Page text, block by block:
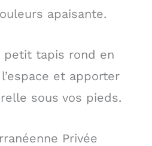
apaisante.
petit tapis rond en
et apporter
sous vos pieds.
Privée